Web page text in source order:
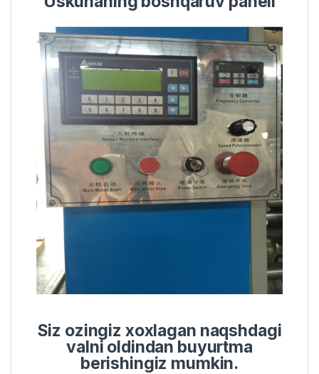
Siz ozingiz xoxlagan naqshdagi
valni oldindan buyurtma
berishingiz mumkin.